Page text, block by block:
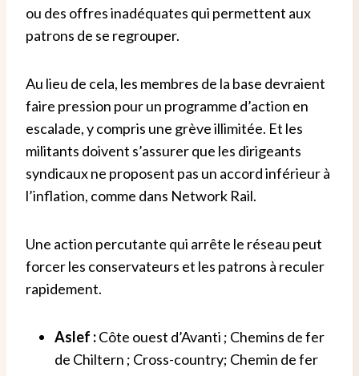
ou des offres inadéquates qui permettent aux
patrons de se regrouper.
Au lieu de cela, les membres de la base devraient
faire pression pour un programme d’action en
escalade, y compris une grève illimitée. Et les
militants doivent s’assurer que les dirigeants
syndicaux ne proposent pas un accord inférieur à
l’inflation, comme dans Network Rail.
Une action percutante qui arrête le réseau peut
forcer les conservateurs et les patrons à reculer
rapidement.
Aslef :Côte ouest d’Avanti ; Chemins de fer
de Chiltern ; Cross-country; Chemin de fer